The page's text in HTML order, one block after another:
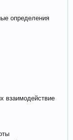
определения
взаимодействие